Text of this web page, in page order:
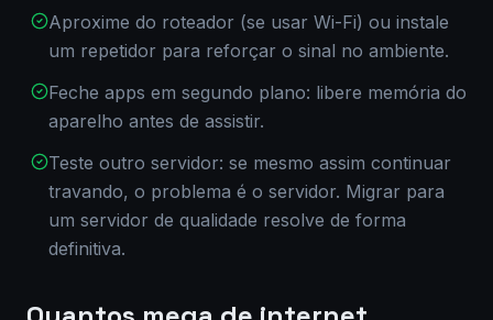
Aproxime do roteador (se usar Wi-Fi) ou instale
um repetidor para reforçar o sinal no ambiente.
Feche apps em segundo plano: libere memória do
aparelho antes de assistir.
Teste outro servidor: se mesmo assim continuar
travando, o problema é o servidor. Migrar para
um servidor de qualidade resolve de forma
definitiva.